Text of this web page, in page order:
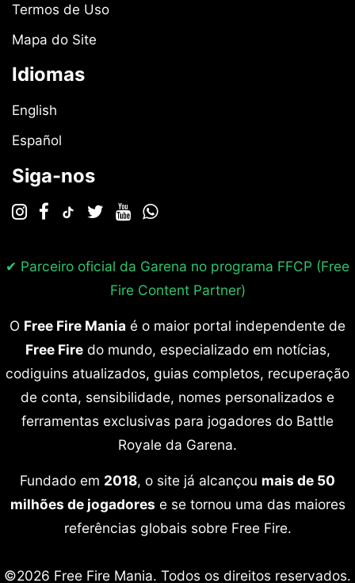
Termos de Uso
Mapa do Site
Idiomas
English
Español
Siga-nos
✔ Parceiro oficial da Garena no programa FFCP (Free
Fire Content Partner)
O Free Fire Mania é o maior portal independente de
Free Firedo mundo, especializado em notícias,
codiguins atualizados, guias completos, recuperação
de conta, sensibilidade, nomes personalizados e
ferramentas exclusivas para jogadores do Battle
Royale da Garena.
Fundado em 2018, o site já alcançou mais de 50
milhões de jogadores e se tornou uma das maiores
referências globais sobre Free Fire.
©2026 Free Fire Mania. Todos os direitos reservados.